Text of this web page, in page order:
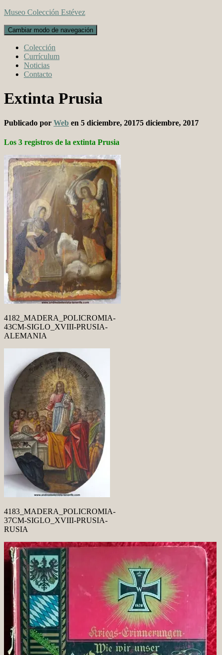
Museo Colección Estévez
Cambiar modo de navegación
Colección
Currículum
Noticias
Contacto
Extinta Prusia
Publicado por Web en 5 diciembre, 20175 diciembre, 2017
Los 3 registros de la extinta Prusia
4182_MADERA_POLICROMIA-
43CM-SIGLO_XVIII-PRUSIA-
ALEMANIA
4183_MADERA_POLICROMIA-
37CM-SIGLO_XVIII-PRUSIA-
RUSIA